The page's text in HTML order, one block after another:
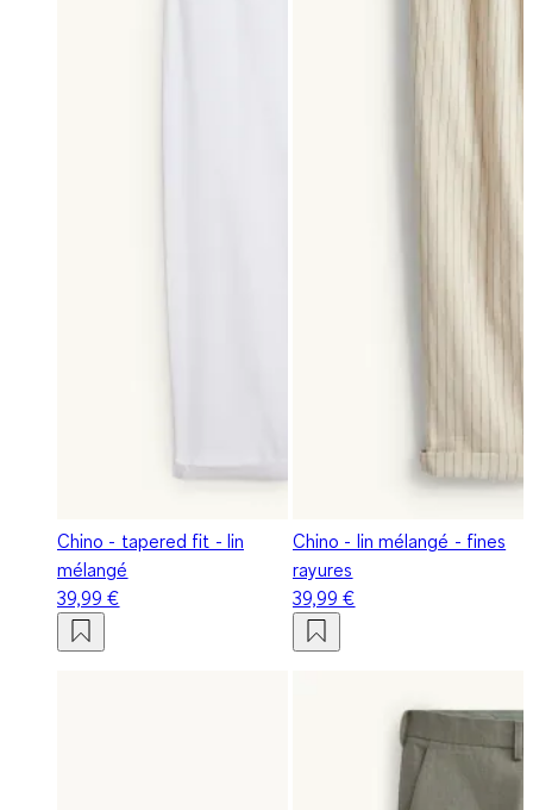
Chino - tapered fit - lin
mélangé
39,99 €
Chino - lin mélangé - fines
rayures
39,99 €